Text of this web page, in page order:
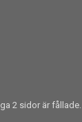
2 sidor är fållade.